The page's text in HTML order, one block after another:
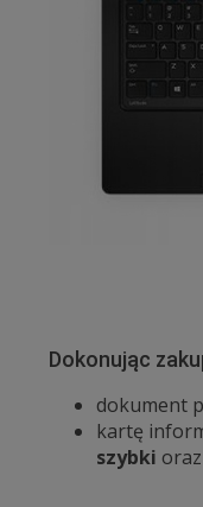
Dokonując
dokument
kartę
szybki oraz